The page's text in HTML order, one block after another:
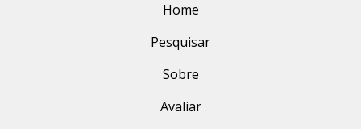
Home
Pesquisar
Sobre
Avaliar